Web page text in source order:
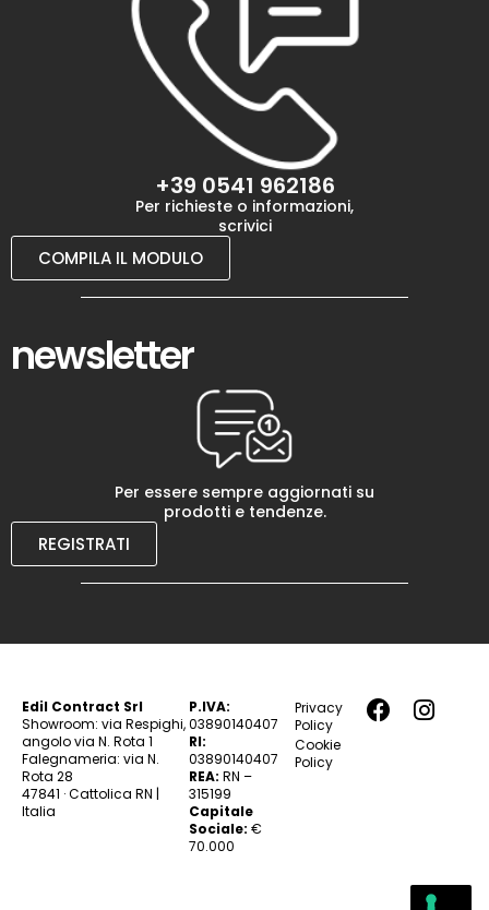
+39 0541 962186
Per richieste o informazioni,
scrivici
COMPILA IL MODULO
newsletter
Per essere sempre aggiornati su
prodotti e tendenze.
REGISTRATI
Edil Contract Srl
Showroom: via Respighi,
angolo via N. Rota 1
Falegnameria: via N.
Rota 28
47841 · Cattolica RN |
Italia
P.IVA:
03890140407
RI:
03890140407
REA: RN –
315199
Capitale
Sociale: €
70.000
Privacy
Policy
Cookie
Policy